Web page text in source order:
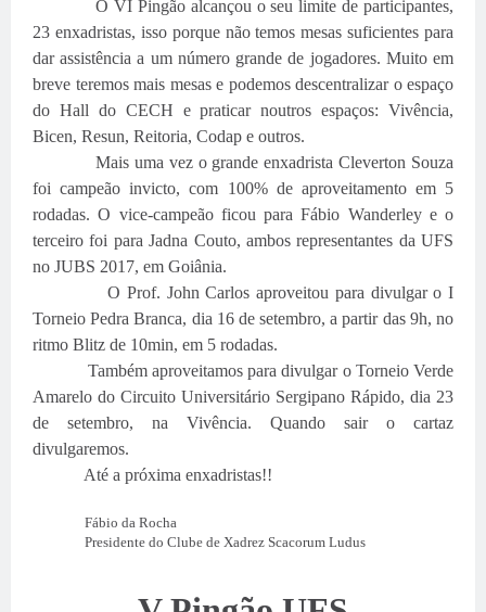
O VI Pingão alcançou o seu limite de participantes,
23 enxadristas, isso porque não temos mesas suficientes para
dar assistência a um número grande de jogadores. Muito em
breve teremos mais mesas e podemos descentralizar o espaço
do Hall do CECH e praticar noutros espaços: Vivência,
Bicen, Resun, Reitoria, Codap e outros.
Mais uma vez o grande enxadrista Cleverton Souza
foi campeão invicto, com 100% de aproveitamento em 5
rodadas. O vice-campeão ficou para Fábio Wanderley e o
terceiro foi para Jadna Couto, ambos representantes da UFS
no JUBS 2017, em Goiânia.
O Prof. John Carlos aproveitou para divulgar o I
Torneio Pedra Branca, dia 16 de setembro, a partir das 9h, no
ritmo Blitz de 10min, em 5 rodadas.
Também aproveitamos para divulgar o Torneio Verde
Amarelo do Circuito Universitário Sergipano Rápido, dia 23
de setembro, na Vivência. Quando sair o cartaz
divulgaremos.
Até a próxima enxadristas!!
Fábio da Rocha
Presidente do Clube de Xadrez Scacorum Ludus